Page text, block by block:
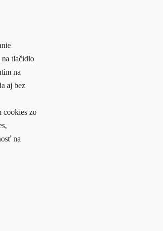
na tlačidlo
na
aj bez
cookies zo
na